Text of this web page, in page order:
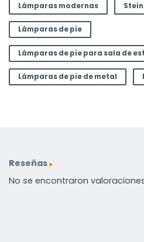
Lámparas modernas
Lámparas de pie
Lámparas de pie para sala de
Lámparas de pie de metal
Reseñas
No se encontraron